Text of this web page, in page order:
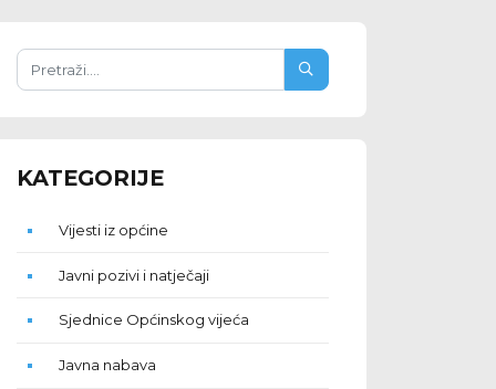
KATEGORIJE
Vijesti iz općine
Javni pozivi i natječaji
Sjednice Općinskog vijeća
Javna nabava